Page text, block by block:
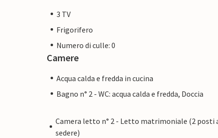
3 TV
Frigorifero
Numero di culle: 0
Camere
Acqua calda e fredda in cucina
Bagno n° 2 - WC: acqua calda e fredda, Doccia
Camera letto n° 2 - Letto matrimoniale (2 posti
sedere)